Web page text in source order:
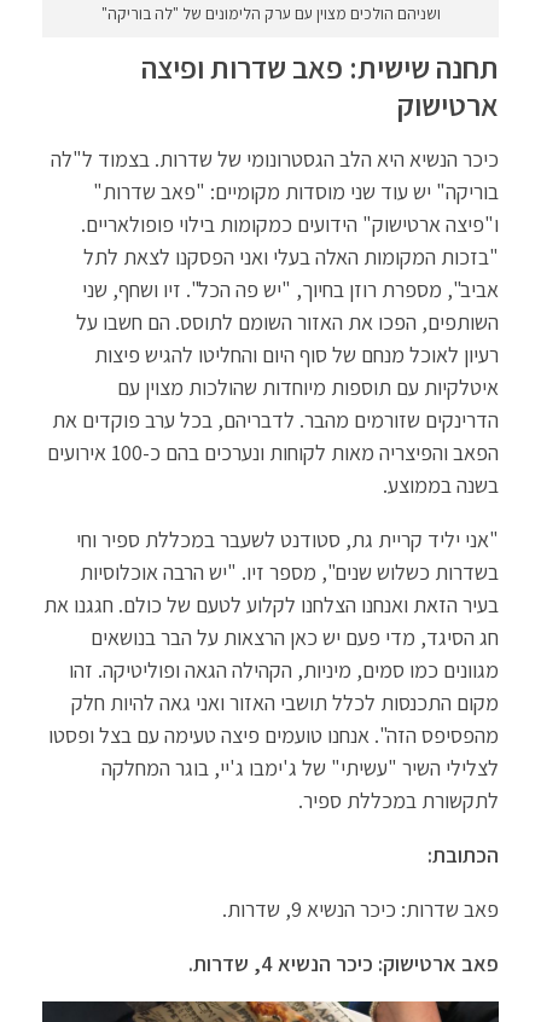
ושניהם הולכים מצוין עם ערק הלימונים של "לה בוריקה"
תחנה שישית: פאב שדרות ופיצה
ארטישוק
כיכר הנשיא היא הלב הגסטרונומי של שדרות. בצמוד ל"לה
בוריקה" יש עוד שני מוסדות מקומיים: "פאב שדרות"
ו"פיצה ארטישוק" הידועים כמקומות בילוי פופולאריים.
"בזכות המקומות האלה בעלי ואני הפסקנו לצאת לתל
אביב", מספרת רוזן בחיוך, "יש פה הכל". זיו ושחף, שני
השותפים, הפכו את האזור השומם לתוסס. הם חשבו על
רעיון לאוכל מנחם של סוף היום והחליטו להגיש פיצות
איטלקיות עם תוספות מיוחדות שהולכות מצוין עם
הדרינקים שזורמים מהבר. לדבריהם, בכל ערב פוקדים את
הפאב והפיצריה מאות לקוחות ונערכים בהם כ-100 אירועים
בשנה בממוצע.
"אני יליד קריית גת, סטודנט לשעבר במכללת ספיר וחי
בשדרות כשלוש שנים", מספר זיו. "יש הרבה אוכלוסיות
בעיר הזאת ואנחנו הצלחנו לקלוע לטעם של כולם. חגגנו את
חג הסיגד, מדי פעם יש כאן הרצאות על הבר בנושאים
מגוונים כמו סמים, מיניות, הקהילה הגאה ופוליטיקה. זהו
מקום התכנסות לכלל תושבי האזור ואני גאה להיות חלק
מהפסיפס הזה". אנחנו טועמים פיצה טעימה עם בצל ופסטו
לצלילי השיר "עשיתי" של ג'ימבו ג'יי, בוגר המחלקה
לתקשורת במכללת ספיר.
הכתובת:
פאב שדרות: כיכר הנשיא 9, שדרות.
פאב ארטישוק: כיכר הנשיא 4, שדרות.